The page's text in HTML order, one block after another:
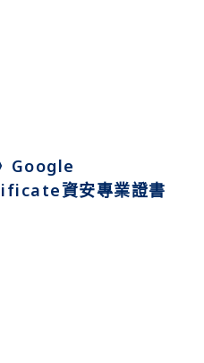
Google
資安專業證書